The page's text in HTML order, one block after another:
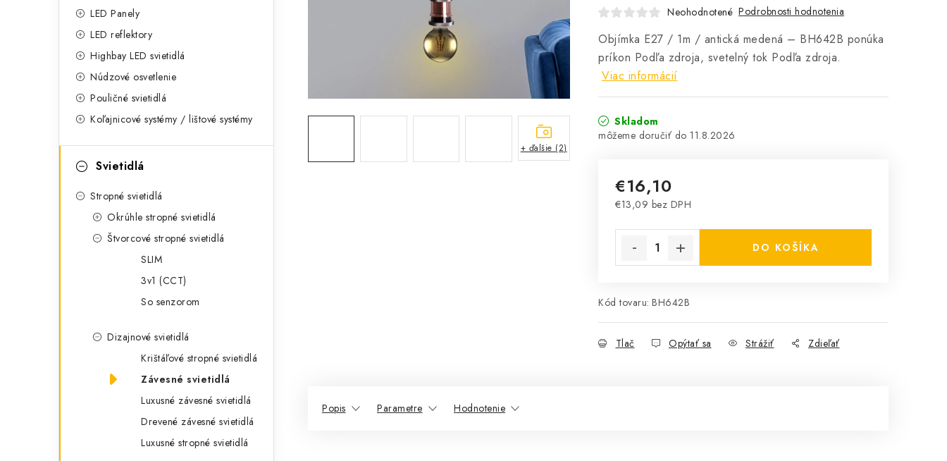
l
LED Panely
LED reflektory
Highbay LED svietidlá
Núdzové osvetlenie
Pouličné svietidlá
Koľajnicové systémy / lištové systémy
Svietidlá
Stropné svietidlá
Okrúhle stropné svietidlá
Štvorcové stropné svietidlá
SLIM
3v1 (CCT)
So senzorom
Dizajnové svietidlá
Krištáľové stropné svietidlá
Závesné svietidlá
Luxusné závesné svietidlá
Drevené závesné svietidlá
Luxusné stropné svietidlá
Neohodnotené Podrobnosti hodnotenia
Objímka E27 / 1m / antická medená – BH642B ponúka
príkon Podľa zdroja, svetelný tok Podľa zdroja.
Viac informácií
Skladom
11.8.2026
€16,10
€13,09 bez DPH
DO KOŠÍKA
Kód tovaru: BH642B
Tlač Opýtať sa Strážiť Zdieľať
+ ďalšie (2)
Popis Parametre Hodnotenie